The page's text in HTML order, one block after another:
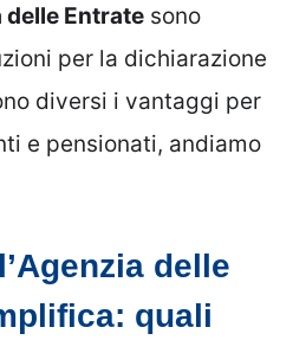
delle Entrate sono
per la dichiarazione
diversi i vantaggi per
e pensionati, andiamo
delle
quali